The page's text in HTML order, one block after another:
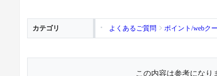
カテゴリ よくあるご質問 ポイント/webク
この内容は参考になり